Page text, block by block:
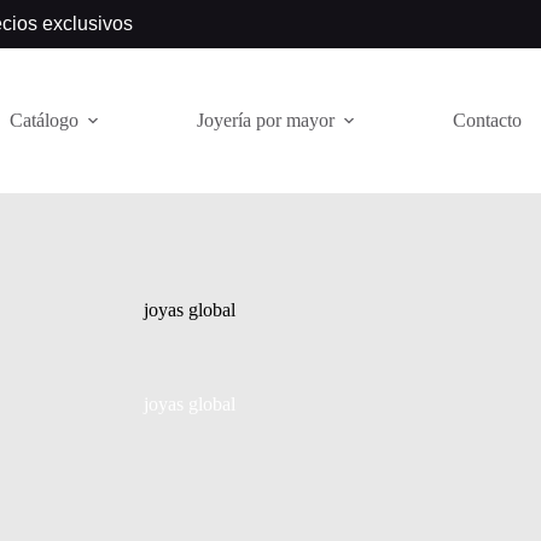
exclusivos
Catálogo Joyería por mayor Contacto
joyas global